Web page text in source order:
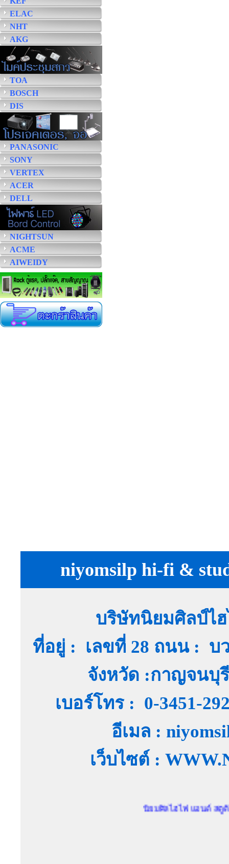
ELAC
NHT
AKG
TOA
BOSCH
DIS
PANASONIC
SONY
VERTEX
ACER
DELL
NIGHTSUN
ACME
AIWEIDY
niyomsilp hi-fi &
บริษัทนิยมศิลป์ไ
ที่อยู่ : เลขที่ 28 ถนน : บ
จังหวัด :กาญจน
เบอร์โทร : 0-3451-
อีเมล :
เว็บไซต์ :
นิยมศิลไฮไฟ แอนด์ สตูดิโอ ตัวแ